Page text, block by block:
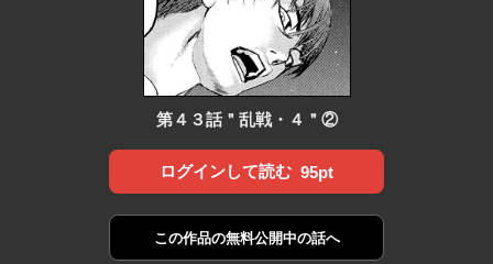
第４３話＂乱戦・４＂②
ログインして読む 95pt
この作品の無料公開中の話へ